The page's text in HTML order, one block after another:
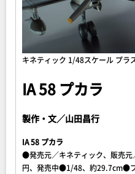
キネティック 1/48スケール プラ
IA 58 プカラ
製作・文／山田昌行
IA 58 プカラ
●発売元／キネティック、販売
円、発売中●1/48、約29.7cm●